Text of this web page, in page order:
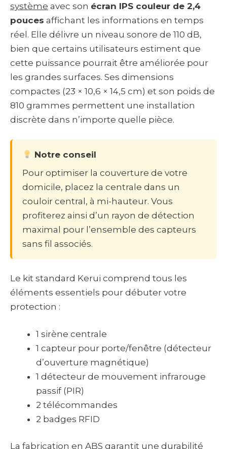
système avec son écran IPS couleur de 2,4
pouces affichant les informations en temps
réel. Elle délivre un niveau sonore de 110 dB,
bien que certains utilisateurs estiment que
cette puissance pourrait être améliorée pour
les grandes surfaces. Ses dimensions
compactes (23 × 10,6 × 14,5 cm) et son poids de
810 grammes permettent une installation
discrète dans n’importe quelle pièce.
Notre conseil
Pour optimiser la couverture de votre
domicile, placez la centrale dans un
couloir central, à mi-hauteur. Vous
profiterez ainsi d’un rayon de détection
maximal pour l’ensemble des capteurs
sans fil associés.
Le kit standard Kerui comprend tous les
éléments essentiels pour débuter votre
protection :
1 sirène centrale
1 capteur pour porte/fenêtre (détecteur
d’ouverture magnétique)
1 détecteur de mouvement infrarouge
passif (PIR)
2 télécommandes
2 badges RFID
La fabrication en ABS garantit une durabilité